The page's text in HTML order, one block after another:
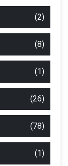
(2)
(8)
(1)
(26)
(78)
(1)